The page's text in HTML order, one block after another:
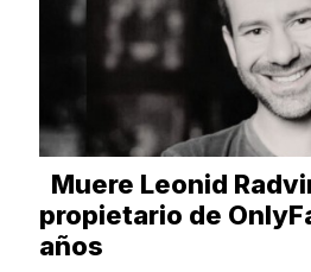
Muere Leonid
propietario de
años